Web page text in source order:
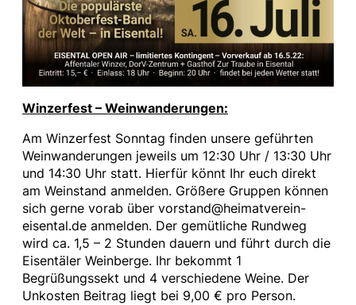
Winzerfest – Weinwanderungen:
Am Winzerfest Sonntag finden unsere geführten
Weinwanderungen jeweils um 12:30 Uhr / 13:30 Uhr
und 14:30 Uhr statt. Hierfür könnt Ihr euch direkt
am Weinstand anmelden. Größere Gruppen können
sich gerne vorab über vorstand@heimatverein-
eisental.de anmelden. Der gemütliche Rundweg
wird ca. 1,5 – 2 Stunden dauern und führt durch die
Eisentäler Weinberge. Ihr bekommt 1
Begrüßungssekt und 4 verschiedene Weine. Der
Unkosten Beitrag liegt bei 9,00 € pro Person.